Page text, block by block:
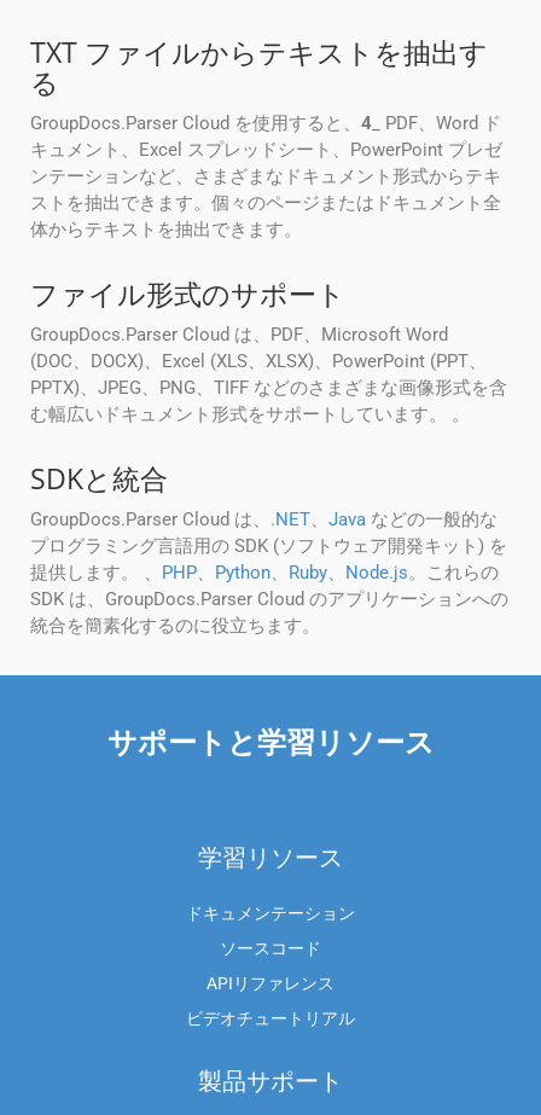
TXT ファイルからテキストを抽出す
る
GroupDocs.Parser Cloud を使用すると、 4 _ PDF、Word ド
キュメント、Excel スプレッドシート、PowerPoint プレゼ
ンテーションなど、さまざまなドキュメント形式からテキ
ストを抽出できます。個々のページまたはドキュメント全
体からテキストを抽出できます。
ファイル形式のサポート
GroupDocs.Parser Cloud は、PDF、Microsoft Word
(DOC、DOCX)、Excel (XLS、XLSX)、PowerPoint (PPT、
PPTX)、JPEG、PNG、TIFF などのさまざまな画像形式を含
む幅広いドキュメント形式をサポートしています。 。
SDKと統合
GroupDocs.Parser Cloud は、 .NET、 Java などの一般的な
プログラミング言語用の SDK (ソフトウェア開発キット) を
提供します。 、 PHP、 Python、 Ruby、 Node.js。これらの
SDK は、GroupDocs.Parser Cloud のアプリケーションへの
統合を簡素化するのに役立ちます。
サポートと学習リソース
学習リソース
ドキュメンテーション
ソースコード
APIリファレンス
ビデオチュートリアル
製品サポート